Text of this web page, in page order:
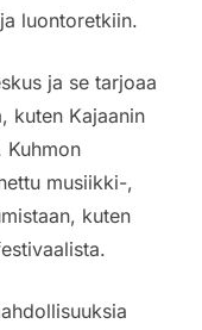
luontoretkiin.
ja se tarjoaa
kuten Kajaanin
Kuhmon
musiikki-,
kuten